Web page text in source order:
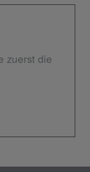
zuerst die